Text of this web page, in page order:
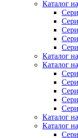
Каталог
Каталог
Каталог
Каталог
Каталог